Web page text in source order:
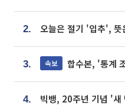
2. 오늘은 절기 '입추', 뜻
3. 속보 합수본, '통계 조작' 서
4.